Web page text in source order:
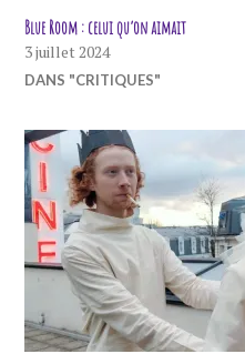
Blue Room : celui qu’on aimait
3 juillet 2024
DANS "CRITIQUES"